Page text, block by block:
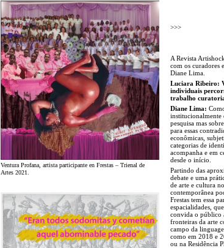
Ventura Profana, artista participante en Frestas – Trienal de
Artes 2021.
>>>
A Revista
com os curadores
Diane Lima.
Luciara Ribeiro:
individuais
trabalho
Diane Lima:
institucionalmente
pesquisa mas
para essas
econômicas,
categorias de
acompanha e em
desde o início.
Partindo das
debate e uma
de arte e cultura
contemporânea
Frestas tem essa
espacialidades,
convida o público
fronteiras da arte
campo da
como em 2018 e
ou na Residência